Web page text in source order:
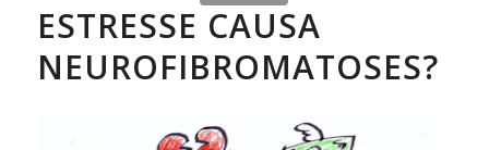
ESTRESSE CAUSA
NEUROFIBROMATOSES?